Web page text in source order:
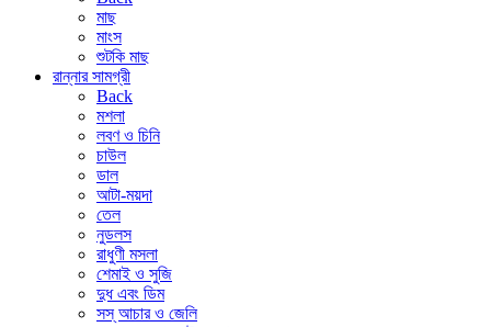
মাছ
মাংস
শুটকি মাছ
রান্নার সামগ্রী
Back
মশলা
লবণ ও চিনি
চাউল
ডাল
আটা-ময়দা
তেল
নুডলস
রাধুণী মসলা
শেমাই ও সুজি
দুধ এবং ডিম
সস্ আচার ও জেলি